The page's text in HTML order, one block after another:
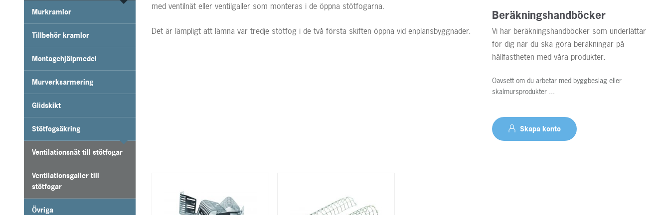
Murkramlor
Tillbehör kramlor
Montagehjälpmedel
Murverksarmering
Glidskikt
Stötfogsäkring
Ventilationsnät till stötfogar
Ventilationsgaller till
stötfogar
Övriga
med ventilnät eller ventilgaller som monteras i de öppna stötfogarna.
Det är lämpligt att lämna var tredje stötfog i de två första skiften öppna vid enplansbyggnader.
Beräkningshandböcker
Vi har beräkningshandböcker som underlättar
för dig när du ska göra beräkningar på
hållfastheten med våra produkter.
Oavsett om du arbetar med byggbeslag eller
skalmursprodukter ...
Skapa konto
Om oss